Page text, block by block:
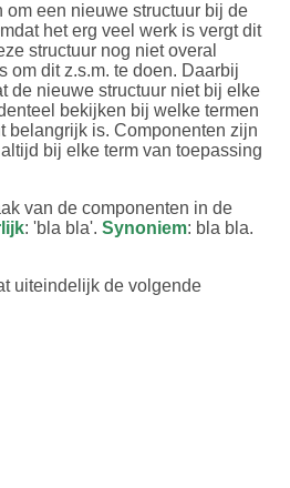
een nieuwe structuur bij de
het erg veel werk is vergt dit
structuur nog niet overal
om dit z.s.m. te doen. Daarbij
de nieuwe structuur niet bij elke
bekijken bij welke termen
belangrijk is. Componenten zijn
bij elke term van toepassing
van de componenten in de
: 'bla bla'. Synoniem: bla bla.
uiteindelijk de volgende